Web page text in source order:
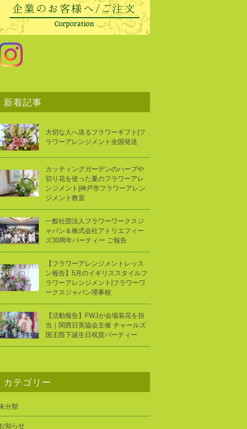
新着記事
大切な人へ送るフラワーギフト|フ
ラワーアレンジメント全国発送
カッティングガーデンのハーブや
切り花を使った夏のフラワーアレ
ンジメント|神戸市フラワーアレン
ジメント教室
一般社団法人フラワーワークスジ
ャパン＆株式会社アトリエフィー
ズ30周年パーティー ご報告
【フラワーアレンジメントレッス
ン報告】5月のイギリススタイルフ
ラワーアレンジメント|フラワーワ
ークスジャパン理事校
【活動報告】FWJが会場装花を担
当｜関西日英協会主催 チャールズ
国王陛下誕生日祝賀パーティー
カテゴリー
分類
知らせ